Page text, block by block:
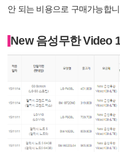
안 되는 비용으로 구매가능합
New 음성무한 Video